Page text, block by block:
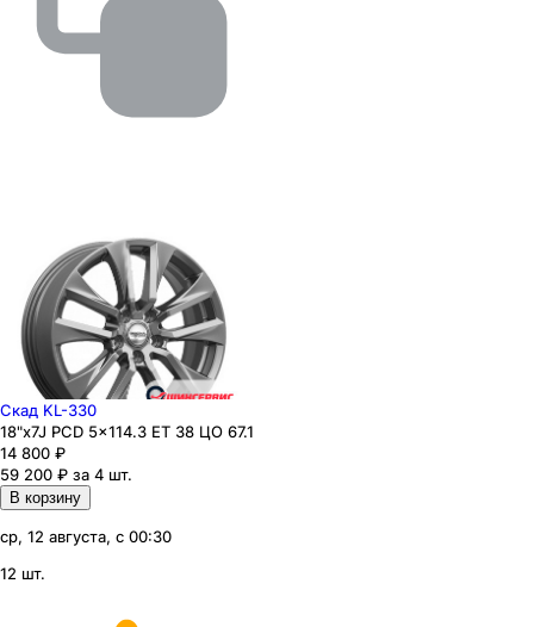
Скад KL-330
18"x7J PCD 5x114.3 ЕТ 38 ЦО 67.1
14 800 ₽
59 200 ₽ за 4 шт.
В корзину
ср, 12 августа, с 00:30
12 шт.